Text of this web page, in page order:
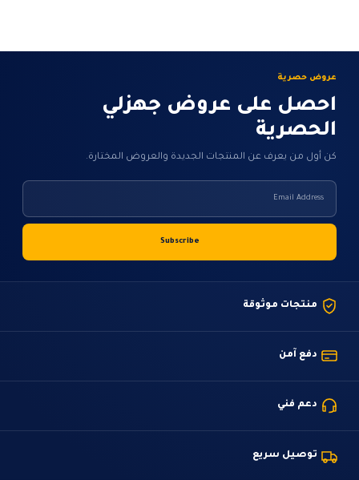
عروض حصرية
احصل على عروض جهزلي
الحصرية
كن أول من يعرف عن المنتجات الجديدة والعروض المختارة.
منتجات موثوقة
دفع آمن
دعم فني
توصيل سريع